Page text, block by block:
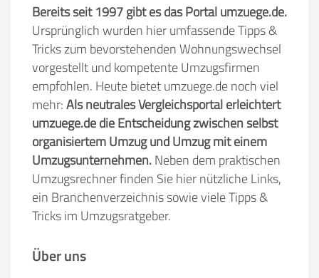
Bereits seit 1997 gibt es das Portal umzuege.de.
Ursprünglich wurden hier umfassende Tipps &
Tricks zum bevorstehenden Wohnungswechsel
vorgestellt und kompetente Umzugsfirmen
empfohlen. Heute bietet umzuege.de noch viel
mehr:Als neutrales Vergleichsportal erleichtert
umzuege.de die Entscheidung zwischen selbst
organisiertem Umzug und Umzug mit einem
Umzugsunternehmen.Neben dem praktischen
Umzugsrechner finden Sie hier nützliche Links,
ein Branchenverzeichnis sowie viele Tipps &
Tricks im Umzugsratgeber.
Über uns